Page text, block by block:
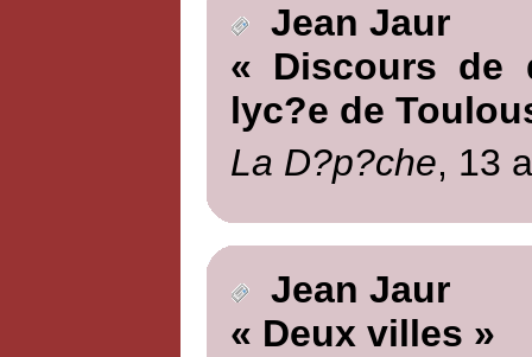
Jean Jaur
« Discours de
lyc?e de
La D?p?che, 13
Jean Jaur
« Deux villes »